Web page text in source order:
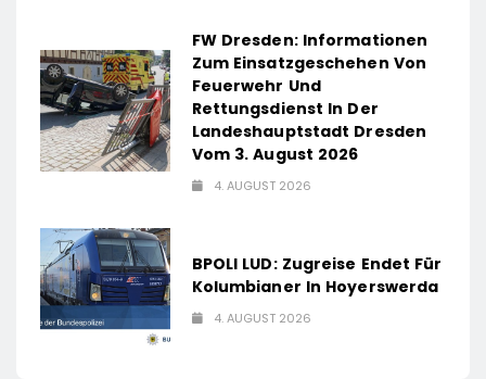
FW Dresden: Informationen
Zum Einsatzgeschehen Von
Feuerwehr Und
Rettungsdienst In Der
Landeshauptstadt Dresden
Vom 3. August 2026
4. AUGUST 2026
BPOLI LUD: Zugreise Endet Für
Kolumbianer In Hoyerswerda
4. AUGUST 2026